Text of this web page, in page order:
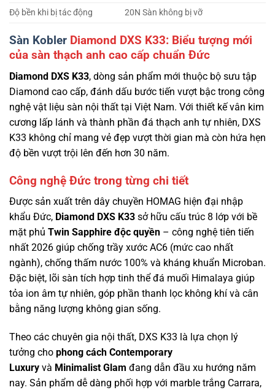
Độ bền khi bị tác động
20N Sàn không bị vỡ
Sàn Kobler Diamond DXS K33: Biểu tượng mới
của sàn thạch anh cao cấp chuẩn Đức
Diamond DXS K33, dòng sản phẩm mới thuộc bộ sưu tập
Diamond cao cấp, đánh dấu bước tiến vượt bậc trong công
nghệ vật liệu sàn nội thất tại Việt Nam. Với thiết kế vân kim
cương lấp lánh và thành phần đá thạch anh tự nhiên, DXS
K33 không chỉ mang vẻ đẹp vượt thời gian mà còn hứa hẹn
độ bền vượt trội lên đến hơn 30 năm.
Công nghệ Đức trong từng chi tiết
Được sản xuất trên dây chuyền HOMAG hiện đại nhập
khẩu Đức, Diamond DXS K33 sở hữu cấu trúc 8 lớp với bề
mặt phủ Twin Sapphire độc quyền – công nghệ tiên tiến
nhất 2026 giúp chống trầy xước AC6 (mức cao nhất
ngành), chống thấm nước 100% và kháng khuẩn Microban.
Đặc biệt, lõi sàn tích hợp tinh thể đá muối Himalaya giúp
tỏa ion âm tự nhiên, góp phần thanh lọc không khí và cân
bằng năng lượng không gian sống.
Theo các chuyên gia nội thất, DXS K33 là lựa chọn lý
tưởng cho phong cách Contemporary
Luxury và Minimalist Glam đang dẫn đầu xu hướng năm
nay. Sản phẩm dễ dàng phối hợp với marble trắng Carrara,